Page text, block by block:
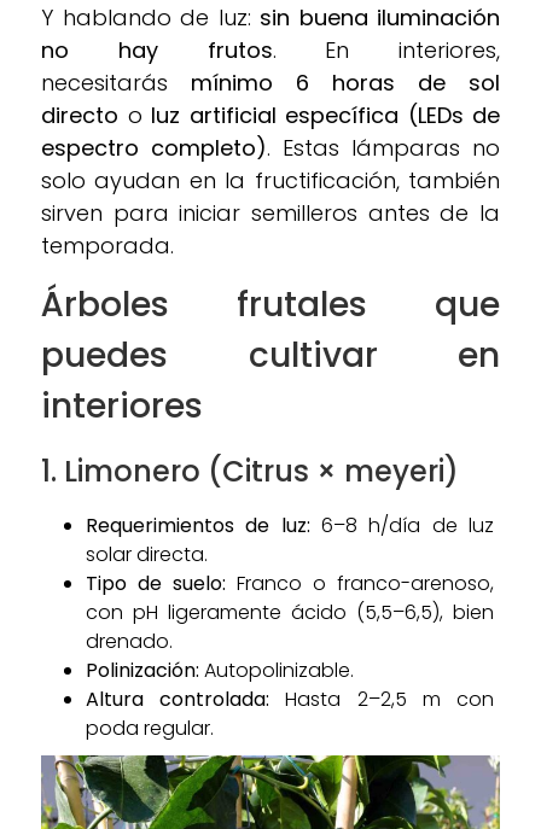
Y hablando de luz: sin buena iluminación
no hay frutos. En interiores,
necesitarás mínimo 6 horas de sol
directo o luz artificial específica (LEDs de
espectro completo). Estas lámparas no
solo ayudan en la fructificación, también
sirven para iniciar semilleros antes de la
temporada.
Árboles frutales que
puedes cultivar en
interiores
1. Limonero (Citrus × meyeri)
Requerimientos de luz: 6–8 h/día de luz
solar directa.
Tipo de suelo: Franco o franco-arenoso,
con pH ligeramente ácido (5,5–6,5), bien
drenado.
Polinización: Autopolinizable.
Altura controlada: Hasta 2–2,5 m con
poda regular.